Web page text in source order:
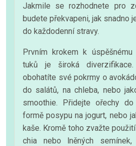
Jakmile se rozhodnete pro
budete překvapeni, jak snadno
do každodenní stravy.
Prvním krokem k úspěšnému
tuků je široká
obohatíte své pokrmy o
do salátů, na chleba, nebo
smoothie. Přidejte ořechy
formě posypu na jogurt, nebo
kaše. Kromě toho zvažte
chia nebo lněných